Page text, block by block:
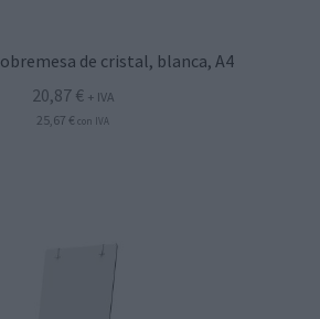
de cristal, blanca, A4
20,87 € + IVA
25,67 € con IVA